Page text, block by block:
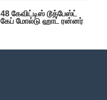
48 கேவிட்டிஸ் டூத்பேஸ்ட்
கேப் மோல்டு ஹாட் ரன்னர்